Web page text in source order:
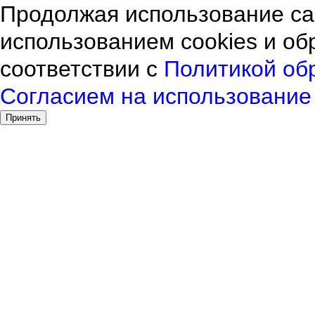
Продолжая использование
использованием cookies и
соответствии с Политикой
Согласием на
Принять